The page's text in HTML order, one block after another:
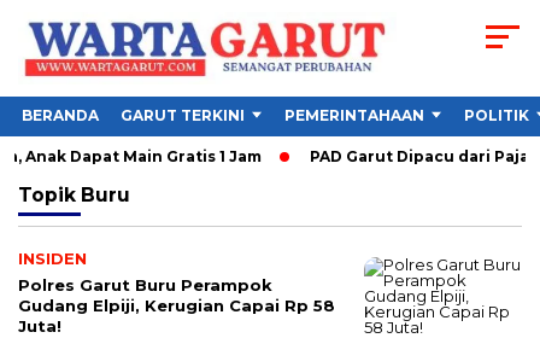
BERANDA GARUT TERKINI PEMERINTAHAAN POLITIK
Anak Dapat Main Gratis 1 Jam PAD Garut Dipacu dari
Topik Buru
INSIDEN
Polres Garut Buru Perampok
Gudang Elpiji, Kerugian Capai Rp 58
Juta!